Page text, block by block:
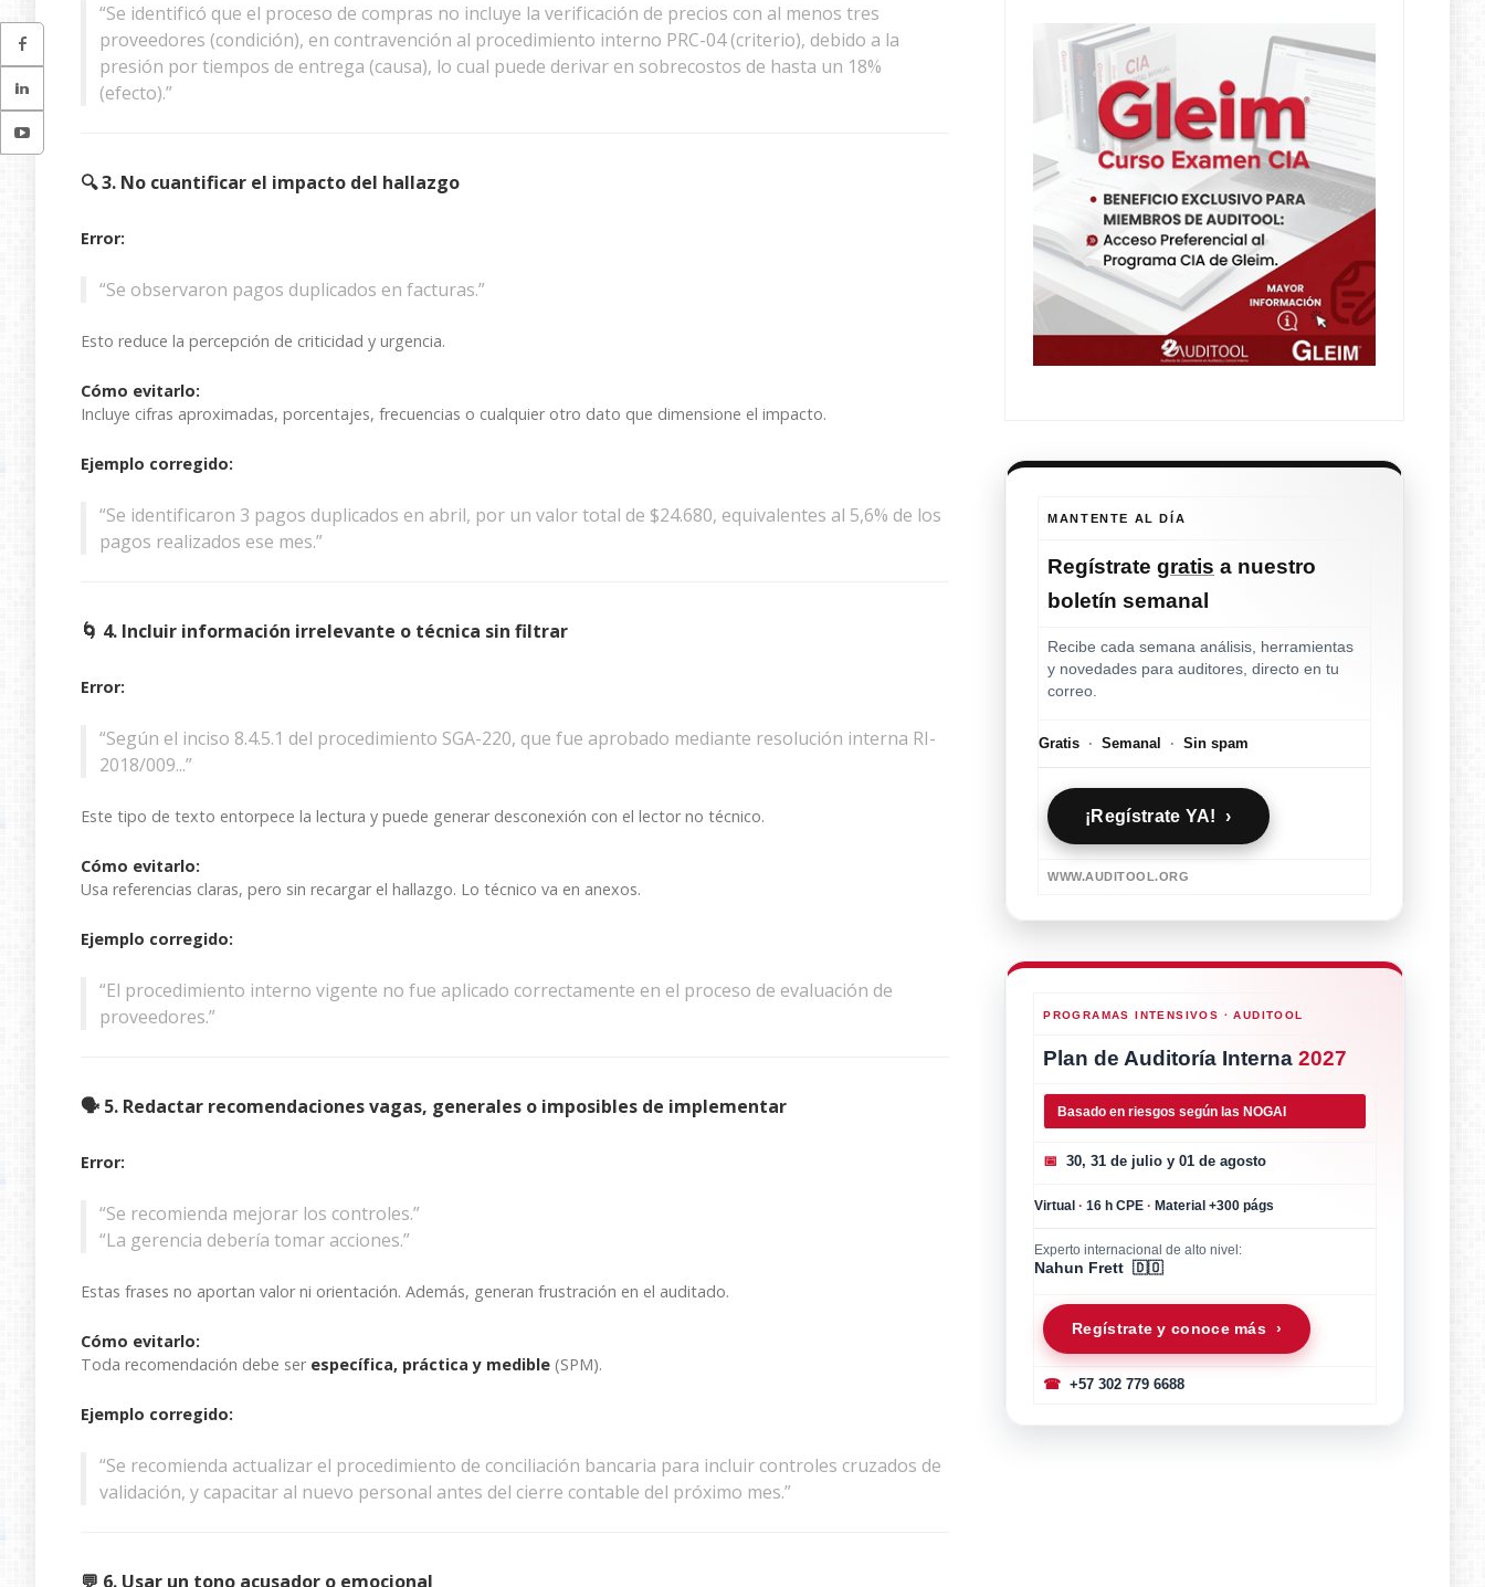
“Se identificó que el proceso de compras no incluye la verificación de precios con al menos tres
proveedores (condición), en contravención al procedimiento interno PRC-04 (criterio), debido a la
presión por tiempos de entrega (causa), lo cual puede derivar en sobrecostos de hasta un 18%
(efecto).”
🔍 3. No cuantificar el impacto del hallazgo
Error:
“Se observaron pagos duplicados en facturas.”
Esto reduce la percepción de criticidad y urgencia.
Cómo evitarlo:
Incluye cifras aproximadas, porcentajes, frecuencias o cualquier otro dato que dimensione el impacto.
Ejemplo corregido:
“Se identificaron 3 pagos duplicados en abril, por un valor total de $24.680, equivalentes al 5,6% de los
pagos realizados ese mes.”
🌀 4. Incluir información irrelevante o técnica sin filtrar
Error:
“Según el inciso 8.4.5.1 del procedimiento SGA-220, que fue aprobado mediante resolución interna RI-
2018/009...”
Este tipo de texto entorpece la lectura y puede generar desconexión con el lector no técnico.
Cómo evitarlo:
Usa referencias claras, pero sin recargar el hallazgo. Lo técnico va en anexos.
Ejemplo corregido:
“El procedimiento interno vigente no fue aplicado correctamente en el proceso de evaluación de
proveedores.”
🗣️ 5. Redactar recomendaciones vagas, generales o imposibles de implementar
Error:
“Se recomienda mejorar los controles.”
“La gerencia debería tomar acciones.”
Estas frases no aportan valor ni orientación. Además, generan frustración en el auditado.
Cómo evitarlo:
Toda recomendación debe ser específica, práctica y medible (SPM).
Ejemplo corregido:
“Se recomienda actualizar el procedimiento de conciliación bancaria para incluir controles cruzados de
validación, y capacitar al nuevo personal antes del cierre contable del próximo mes.”
💬 6. Usar un tono acusador o emocional
MANTENTE AL DÍA
Regístrategratis a nuestro
boletín semanal
Recibe cada semana análisis, herramientas
y novedades para auditores, directo en tu
correo.
Gratis · Semanal · Sin spam
¡Regístrate YA! ›
WWW.AUDITOOL.ORG
PROGRAMAS INTENSIVOS · AUDITOOL
Plan de Auditoría Interna2027
Basado en riesgos según las NOGAI
📅 30, 31 de julio y 01 de agosto
Virtual· 16 h CPE· Material +300 págs
Experto internacional de alto nivel:
Nahun Frett 🇩🇴
Regístrate y conoce más ›
☎ +57 302 779 6688